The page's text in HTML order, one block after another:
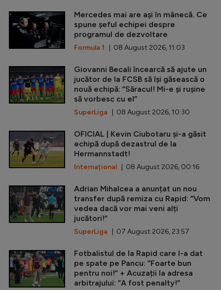
Mercedes mai are ași în mânecă. Ce
spune șeful echipei despre
programul de dezvoltare
Formula 1 | 08 August 2026, 11:03
Giovanni Becali încearcă să ajute un
jucător de la FCSB să își găsească o
nouă echipă: ”Săracul! Mi-e și rușine
să vorbesc cu el”
SuperLiga | 08 August 2026, 10:30
OFICIAL | Kevin Ciubotaru și-a găsit
echipă după dezastrul de la
Hermannstadt!
Internațional | 08 August 2026, 00:16
Adrian Mihalcea a anunțat un nou
transfer după remiza cu Rapid: ”Vom
vedea dacă vor mai veni alți
jucători!”
SuperLiga | 07 August 2026, 23:57
Fotbalistul de la Rapid care l-a dat
pe spate pe Pancu: ”Foarte bun
pentru noi!” + Acuzații la adresa
arbitrajului: ”A fost penalty!”